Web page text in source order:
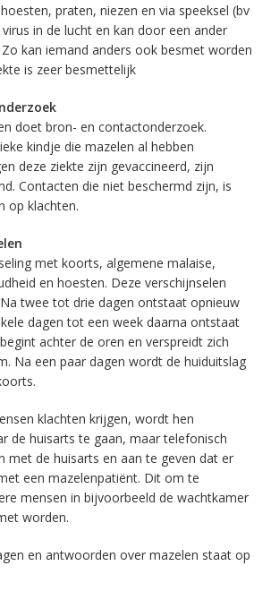
praten, niezen en via speeksel (bv
in de lucht en kan door een ander
kan iemand anders ook besmet worden
is zeer besmettelijk
doet bron- en contactonderzoek.
kindje die mazelen al hebben
deze ziekte zijn gevaccineerd, zijn
Contacten die niet beschermd zijn, is
op klachten.
met koorts, algemene malaise,
en hoesten. Deze verschijnselen
twee tot drie dagen ontstaat opnieuw
dagen tot een week daarna ontstaat
achter de oren en verspreidt zich
Na een paar dagen wordt de huiduitslag
klachten krijgen, wordt hen
de huisarts te gaan, maar telefonisch
met de huisarts en aan te geven dat er
een mazelenpatiënt. Dit om te
mensen in bijvoorbeeld de wachtkamer
worden.
en antwoorden over mazelen staat op